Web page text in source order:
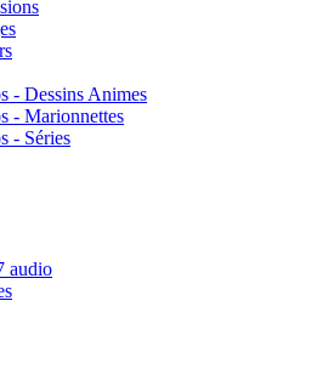
- Dessins Animes
- Marionnettes
- Séries
audio